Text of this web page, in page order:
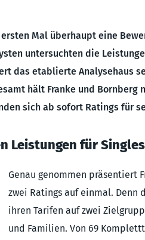
Mal überhaupt eine
untersuchten die
das etablierte Analysehaus
hält Franke und Bornberg
sich ab sofort Ratings für
Leistungen für
Genau genommen präsentiert
zwei Ratings auf einmal. Denn
ihren Tarifen auf zwei
und Familien. Von 69